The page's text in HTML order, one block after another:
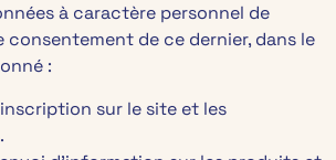
à caractère personnel de
consentement de ce dernier, dans le
:
sur le site et les